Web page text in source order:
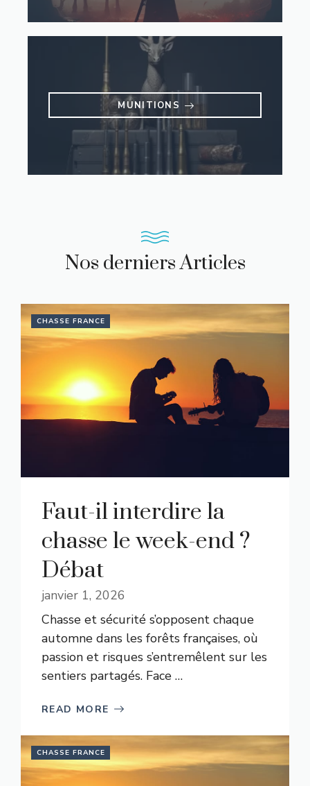
MUNITIONS
Nos derniers Articles
CHASSE FRANCE
Faut-il interdire la
chasse le week-end ?
Débat
janvier 1, 2026
Chasse et sécurité s’opposent chaque
automne dans les forêts françaises, où
passion et risques s’entremêlent sur les
sentiers partagés. Face …
READ MORE
CHASSE FRANCE